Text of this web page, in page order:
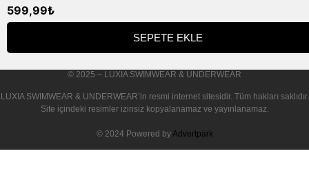
599,99₺
SEPETE EKLE
© 2025 – LUXIA SWIMWEAR & UNDERWEAR
LUXIA SWIMWEAR & UNDERWEAR’in resmi internet sitesidir. Tüm hakları saklıdır.
Site içindeki resimler izinsiz kopyalanamaz ve yayınlanamaz.
© 2024 Powered byAdvertpark